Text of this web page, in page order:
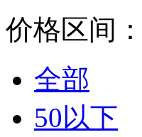
价格区间：
全部
50以下